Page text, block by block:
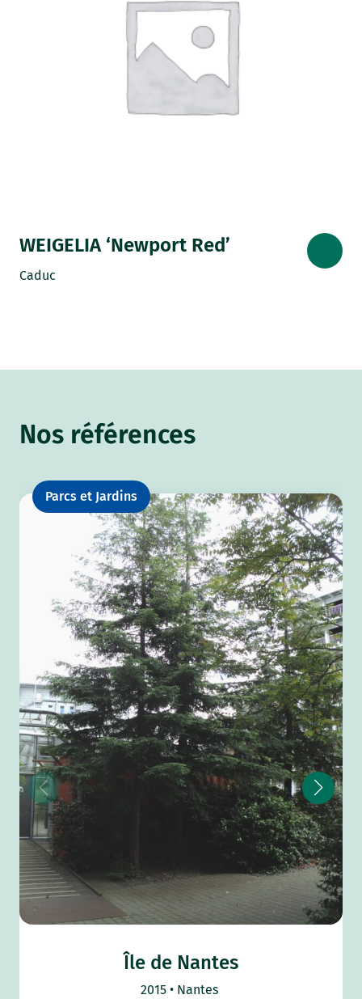
WEIGELIA ‘Newport Red’
Caduc
Nos références
Parcs et Jardins
Île de Nantes
2015 Nantes